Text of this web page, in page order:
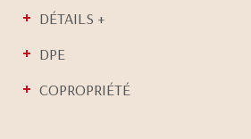
DÉTAILS +
DPE
COPROPRIÉTÉ